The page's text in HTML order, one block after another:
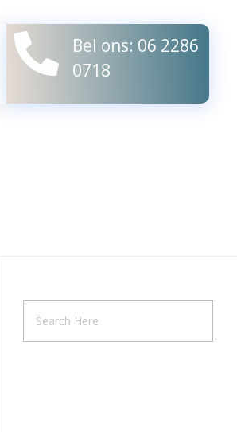
Bel ons: 06 2286
0718